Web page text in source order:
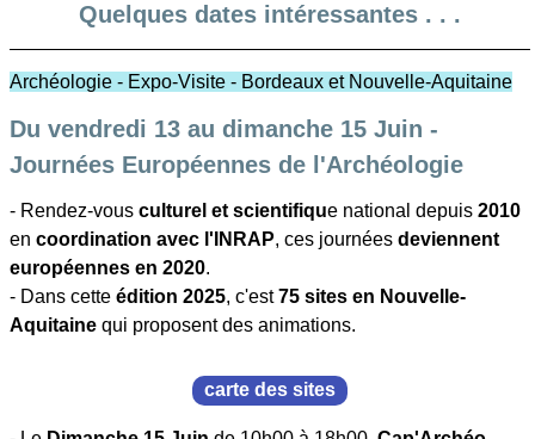
Quelques dates intéressantes . . .
Archéologie - Expo-Visite - Bordeaux et Nouvelle-Aquitaine
Du vendredi 13 au dimanche 15 Juin -
Journées Européennes de l'Archéologie
- Rendez-vous culturel et scientifique national depuis 2010
en coordination avec l'INRAP, ces journées deviennent
européennes en 2020.
- Dans cette édition 2025, c'est75 sites en Nouvelle-
Aquitaine qui proposent des animations.
carte des sites